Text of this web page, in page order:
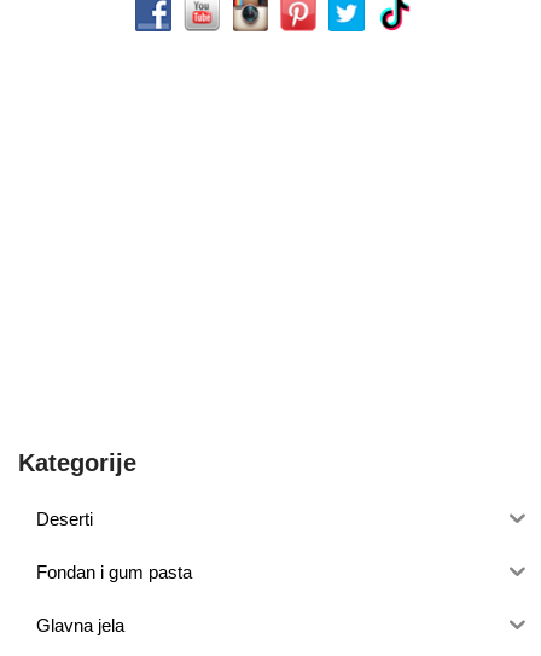
Kategorije
Deserti
Fondan i gum pasta
Glavna jela